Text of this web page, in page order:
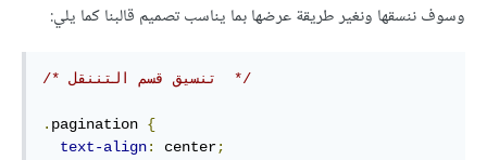
وسوف ننسقها ونغير طريقة عرضها بما يناسب تصميم قالبنا كما يلي:
/* تنسيق قسم التننقل  */
. pagination {
text-align: center;